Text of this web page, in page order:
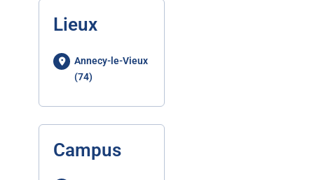
Lieux
Annecy-le-Vieux
(74)
Campus